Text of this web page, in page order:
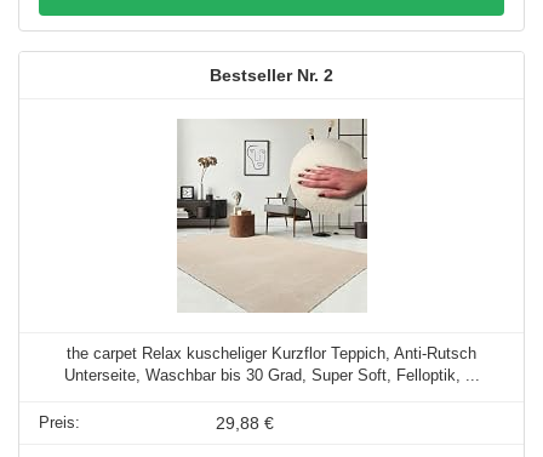
2
the carpet Relax kuscheliger Kurzflor Teppich, Anti-Rutsch
Unterseite, Waschbar bis 30 Grad, Super Soft, Felloptik, ...
29,88 €